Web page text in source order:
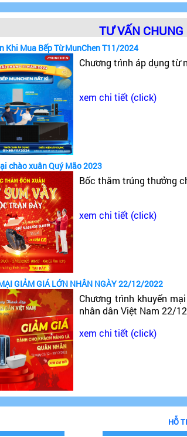
TƯ VẤN CHUNG
Khi Mua Bếp Từ MunChen T11/2024
Chương trình áp dụng
xem chi tiết (click)
chào xuân Quý Mão 2023
Bốc thăm trúng thưởng
xem chi tiết (click)
GIẢM GIÁ LỚN NHÂN NGÀY 22/12/2022
Chương trình khuyến
nhân dân Việt Nam 22/
xem chi tiết (click)
HỖ